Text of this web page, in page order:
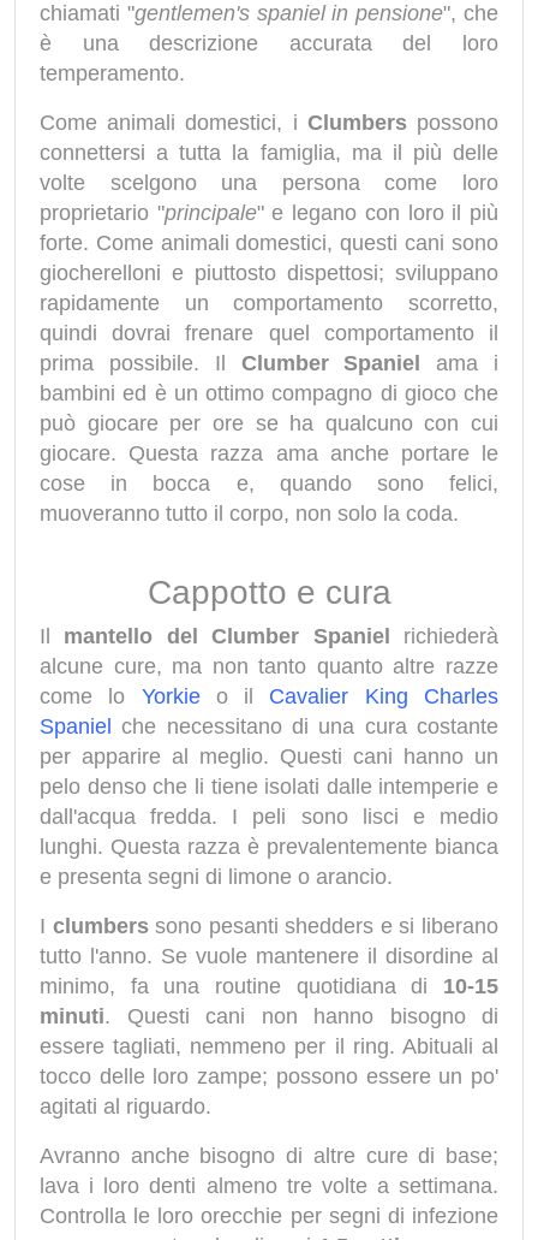
chiamati "gentlemen's spaniel in pensione", che
è una descrizione accurata del loro
temperamento.
Come animali domestici, i Clumberspossono
connettersi a tutta la famiglia, ma il più delle
volte scelgono una persona come loro
proprietario "principale" e legano con loro il più
forte. Come animali domestici, questi cani sono
giocherelloni e piuttosto dispettosi; sviluppano
rapidamente un comportamento scorretto,
quindi dovrai frenare quel comportamento il
prima possibile. Il Clumber Spaniel
ama i
bambini ed è un ottimo compagno di gioco che
può giocare per ore se ha qualcuno con cui
giocare. Questa razza ama anche portare le
cose in bocca e, quando sono felici,
muoveranno tutto il corpo, non solo la coda.
Cappotto e cura
Il mantello del Clumber Spaniel
richiederà
alcune cure, ma non tanto quanto altre razze
come lo Yorkieo il Cavalier King Charles
Spaniel che necessitano di una cura costante
per apparire al meglio. Questi cani hanno un
pelo denso che li tiene isolati dalle intemperie e
dall'acqua fredda. I peli sono lisci e medio
lunghi. Questa razza è prevalentemente bianca
e presenta segni di limone o arancio.
I clumberssono pesanti shedders e si liberano
tutto l'anno. Se vuole mantenere il disordine al
minimo, fa una routine quotidiana di 10-15
minuti. Questi cani non hanno bisogno di
essere tagliati, nemmeno per il ring. Abituali al
tocco delle loro zampe; possono essere un po'
agitati al riguardo.
Avranno anche bisogno di altre cure di base;
lava i loro denti almeno tre volte a settimana.
Controlla le loro orecchie per segni di infezione